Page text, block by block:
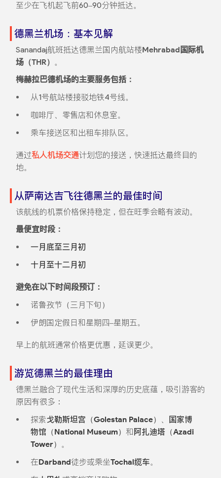
至少在飞机起飞前60–90分钟抵达。
德黑兰机场：基本见解
Sanandaj航班抵达德黑兰国内航站楼Mehrabad国际机
场（THR） 。
梅赫拉巴德机场的主要服务包括：
从1号航站楼接驳地铁4号线。
咖啡厅、零售店和休息室。
乘车接送区和出租车排队区。
通过私人机场交通计划您的接送，快速抵达最终目的
地。
从萨南达吉飞往德黑兰的最佳时间
该航线的机票价格保持稳定，但在旺季会略有波动。
最便宜时段：
一月底至三月初
十月至十二月初
避免在以下时间段预订：
诺鲁孜节（三月下旬）
伊朗国定假日和星期四–星期五。
早上的航班通常价格更优惠，延误更少。
游览德黑兰的最佳理由
德黑兰融合了现代生活和深厚的历史底蕴，吸引游客的
原因有很多：
探索戈勒斯坦宫（Golestan Palace） 、
国家博
物馆（National Museum） 和 阿扎迪塔（Azadi
Tower） 。
在Darband徒步或乘坐Tochal缆车。